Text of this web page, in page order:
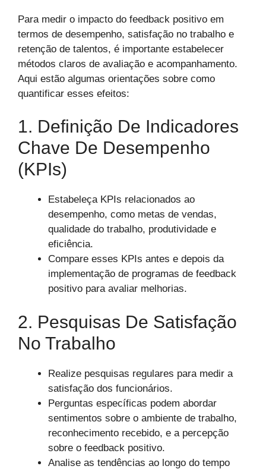
Para medir o impacto do feedback positivo em
termos de desempenho, satisfação no trabalho e
retenção de talentos, é importante estabelecer
métodos claros de avaliação e acompanhamento.
Aqui estão algumas orientações sobre como
quantificar esses efeitos:
1. Definição De Indicadores
Chave De Desempenho
(KPIs)
Estabeleça KPIs relacionados ao
desempenho, como metas de vendas,
qualidade do trabalho, produtividade e
eficiência.
Compare esses KPIs antes e depois da
implementação de programas de feedback
positivo para avaliar melhorias.
2. Pesquisas De Satisfação
No Trabalho
Realize pesquisas regulares para medir a
satisfação dos funcionários.
Perguntas específicas podem abordar
sentimentos sobre o ambiente de trabalho,
reconhecimento recebido, e a percepção
sobre o feedback positivo.
Analise as tendências ao longo do tempo